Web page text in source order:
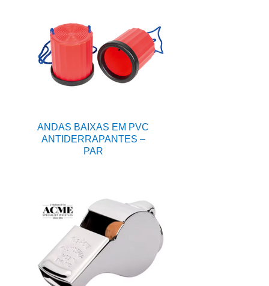
ANDAS BAIXAS EM PVC
ANTIDERRAPANTES –
PAR